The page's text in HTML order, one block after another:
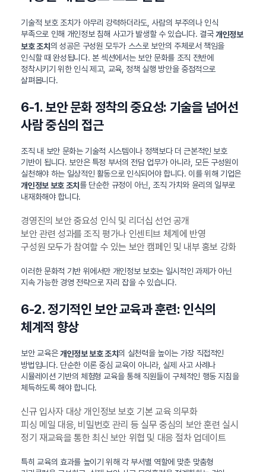
기술적 보호 조치가 아무리 강력하더라도, 사람의 부주의나 인식
부족으로 인해 개인정보 침해 사고가 발생할 수 있습니다. 결국개인정보
보호 조치의 성공은 구성원 모두가 스스로 보안의 주체로서 책임을
인식할 때 완성됩니다. 본 섹션에서는 보안 문화를 조직 전반에
정착시키기 위한 인식 제고, 교육, 정책 실행 방안을 중점적으로
살펴봅니다.
6-1. 보안 문화 정착의 중요성: 기술을 넘어선
사람 중심의 접근
조직 내 보안 문화는 기술적 시스템이나 정책보다 더 근본적인 보호
기반이 됩니다. 보안은 특정 부서의 전담 업무가 아니라, 모든 구성원이
실천해야 하는 일상적인 활동으로 인식되어야 합니다. 이를 위해 기업은
개인정보 보호 조치 를 단순한 규정이 아닌, 조직 가치와 윤리의 일부로
내재화해야 합니다.
경영진의 보안 중요성 인식 및 리더십 선언 공개
보안 관련 성과를 조직 평가나 인센티브 체계에 반영
구성원 모두가 참여할 수 있는 보안 캠페인 및 내부 홍보 강화
이러한 문화적 기반 위에서만 개인정보 보호는 일시적인 과제가 아닌
지속 가능한 경영 전략으로 자리 잡을 수 있습니다.
6-2. 정기적인 보안 교육과 훈련: 인식의
체계적 향상
보안 교육은개인정보 보호 조치의 실천력을 높이는 가장 직접적인
방법입니다. 단순한 이론 중심 교육이 아니라, 실제 사고 사례나
시뮬레이션 기반의 체험형 교육을 통해 직원들이 구체적인 행동 지침을
체득하도록 해야 합니다.
신규 입사자 대상 개인정보 보호 기본 교육 의무화
피싱 메일 대응, 비밀번호 관리 등 실무 중심의 보안 훈련 실시
정기 재교육을 통한 최신 보안 위협 및 대응 절차 업데이트
특히 교육의 효과를 높이기 위해 각 부서별 역할에 맞춘 맞춤형